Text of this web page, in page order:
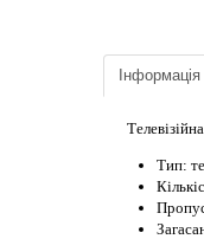
Інформація
Тип: